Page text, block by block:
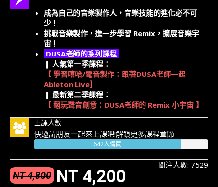
成為自己的音樂製作人，音樂技能的進化必不可
少！
挑戰音樂製作，進一步學習 Remix，擴展音樂宇
宙！
DUSA老師的系列課程
❙ 人氣第一季課程：
【 學習嘻哈/電音製作：跟著DUSA老師一起
Ableton Live】
❙ 最新第二季課程：
【 翻玩聲音創意：DUSA老師的 Remix 小宇宙 】
上課人數
快邀請朋友一起來上課吧!解鎖更多課程章節
642人購買
關注人數: 7529
NT 4,800 NT 4,200